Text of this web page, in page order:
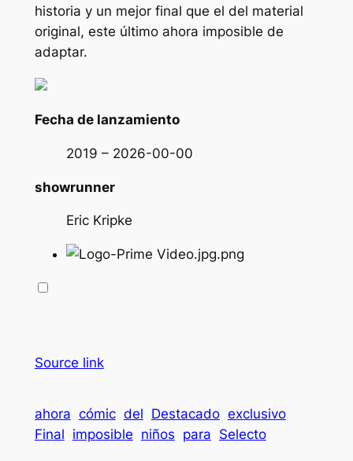
historia y un mejor final que el del material
original, este último ahora imposible de
adaptar.
Fecha de lanzamiento
2019 – 2026-00-00
showrunner
Eric Kripke
Source link
ahora cómic del Destacado exclusivo
Final imposible niños para Selecto